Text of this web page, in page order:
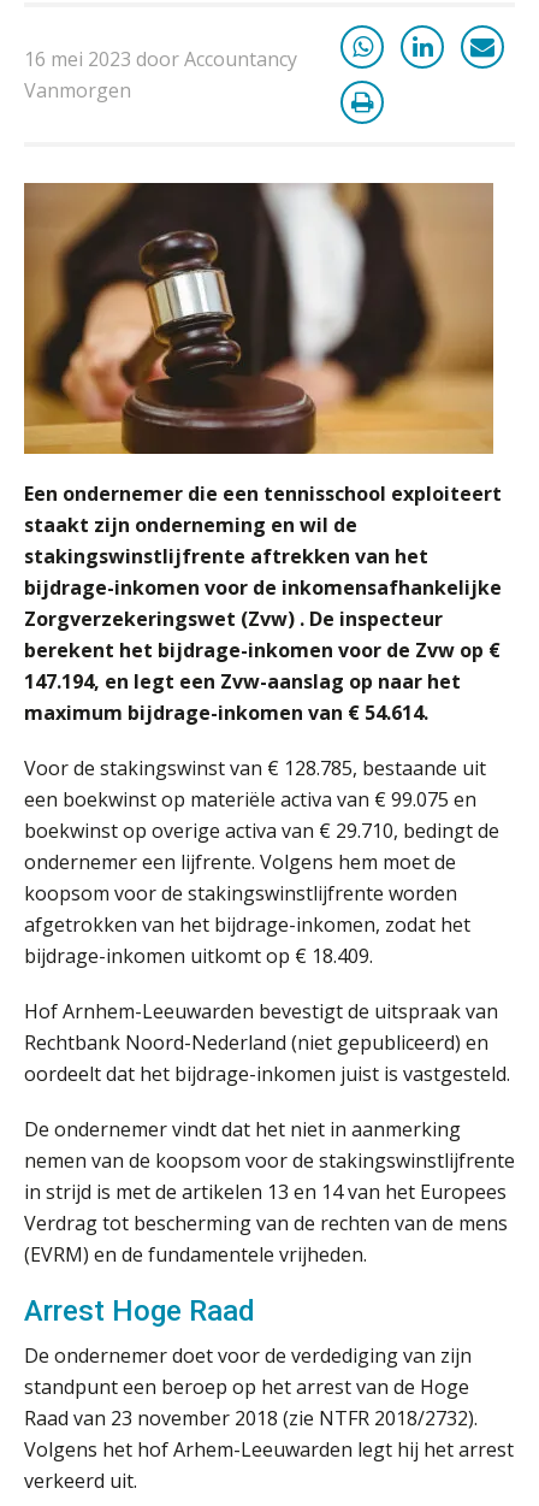
16 mei 2023 door Accountancy
Vanmorgen
Een ondernemer die een tennisschool exploiteert
staakt zijn onderneming en wil de
stakingswinstlijfrente aftrekken van het
bijdrage-inkomen voor de inkomensafhankelijke
Zorgverzekeringswet (Zvw) . De inspecteur
berekent het bijdrage-inkomen voor de Zvw op €
147.194, en legt een Zvw-aanslag op naar het
maximum bijdrage-inkomen van € 54.614.
Voor de stakingswinst van € 128.785, bestaande uit
een boekwinst op materiële activa van € 99.075 en
boekwinst op overige activa van € 29.710, bedingt de
ondernemer een lijfrente. Volgens hem moet de
koopsom voor de stakingswinstlijfrente worden
afgetrokken van het bijdrage-inkomen, zodat het
bijdrage-inkomen uitkomt op € 18.409.
Hof Arnhem-Leeuwarden bevestigt de uitspraak van
Rechtbank Noord-Nederland (niet gepubliceerd) en
oordeelt dat het bijdrage-inkomen juist is vastgesteld.
De ondernemer vindt dat het niet in aanmerking
nemen van de koopsom voor de stakingswinstlijfrente
in strijd is met de artikelen 13 en 14 van het Europees
Verdrag tot bescherming van de rechten van de mens
(EVRM) en de fundamentele vrijheden.
Arrest Hoge Raad
De ondernemer doet voor de verdediging van zijn
standpunt een beroep op het arrest van de Hoge
Raad van 23 november 2018 (zie NTFR 2018/2732).
Volgens het hof Arhem-Leeuwarden legt hij het arrest
verkeerd uit.
Ketenmachtigingen centraal beheren:
zo werkt u slimmer met eHerkenning
De curator klopt aan: wat moet een
accountantskantoor afgeven bij een
faillissement van een klant?
Eenvoudig bankrekeningen koppelen
met Twinfield, Exact Online en
Snelstart
Van Mook: “Met Minox Focus wil ik
groeien naar twee keer zoveel
klanten.”
Woord & Daad: “Van wildgroei naar
een structuur die iedereen begrijpt”
Scan-en-herken haalt de druk niet van
je kwartaalafsluiting. Dit wel.
Uitspraak Hoge Raad: subsidie voor
tuchtrechtspraak advocatuur is
belast met btw
Informer Money genomineerd voor
Best FinTech Startup of the Year
België
Wwft-compliance in 2026: doen we
het beter dan vorig jaar?
ICT & AI | Volledig automatische
factuurverwerking: zo kom je er
Hierom zijn webshopondernemers
extra kwetsbaar voor
boekhoudfouten
Blog | Aandachtspunten bij de
transitie in verband met de Wet
werkgever
Verstoorde arbeidsrelatie als
ontslaggrond: zo begeleid je jouw
Duizenden Nederlanders in de knel
Het functiegemak van de INT bij
adviezen over en aangiften van erf-
en schenkbelasting.